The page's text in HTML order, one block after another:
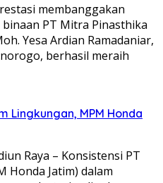
membanggakan
PT Mitra Pinasthika
Yesa Ardian Ramadaniar,
berhasil meraih
Lingkungan, MPM Honda
Raya – Konsistensi PT
Honda Jatim) dalam